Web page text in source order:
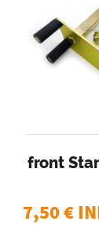
front
7,50€